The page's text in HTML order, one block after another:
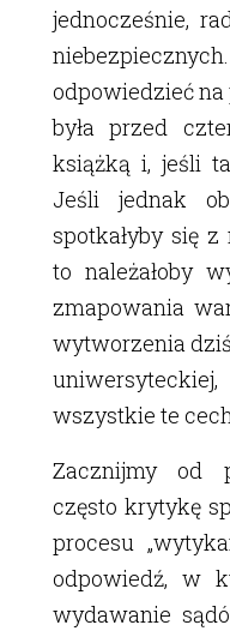
jednocześnie,
odpowiedzieć
była przed
książką i, jeśli
Jeśli jednak
spotkałyby się
to należałoby
zmapowania
wytworzenia
wszystkie te
Zacznijmy od
często krytykę
procesu
odpowiedź, w
wydawanie